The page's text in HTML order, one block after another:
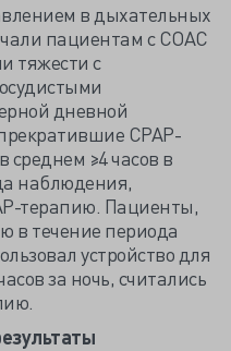
в дыхательных
пациентам с СОАС
тяжести с
дневной
СРАР-
≥4 часов в
наблюдения,
терапию. Пациенты,
в течение периода
устройство для
за ночь, считались